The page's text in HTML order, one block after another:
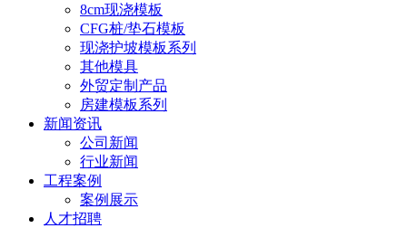
8cm现浇模板
CFG桩/垫石模板
现浇护坡模板系列
其他模具
外贸定制产品
房建模板系列
新闻资讯
公司新闻
行业新闻
工程案例
案例展示
人才招聘